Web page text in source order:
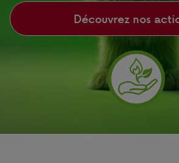
Découvrez nos